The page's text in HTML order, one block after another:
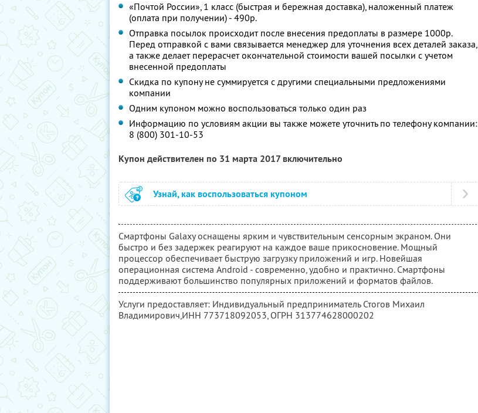
«Почтой России», 1 класс (быстрая и бережная доставка), наложенный платеж
(оплата при получении) - 490р.
Отправка посылок происходит после внесения предоплаты в размере 1000р.
Перед отправкой с вами связывается менеджер для уточнения всех деталей заказа,
а также делает перерасчет окончательной стоимости вашей посылки с учетом
внесенной предоплаты
Скидка по купону не суммируется с другими специальными предложениями
компании
Одним купоном можно воспользоваться только один раз
Информацию по условиям акции вы также можете уточнить по телефону компании:
8 (800) 301-10-53
Купон действителен по 31 марта 2017 включительно
Узнай, как воспользоваться купоном
Смартфоны Galaxy оснащены ярким и чувствительным сенсорным экраном. Они
быстро и без задержек реагируют на каждое ваше прикосновение. Мощный
процессор обеспечивает быструю загрузку приложений и игр. Новейшая
операционная система Android - современно, удобно и практично. Смартфоны
поддерживают большинство популярных приложений и форматов файлов.
Услуги предоставляет: Индивидуальный предприниматель Стогов Михаил
Владимирович,ИНН 773718092053, ОГРН 313774628000202